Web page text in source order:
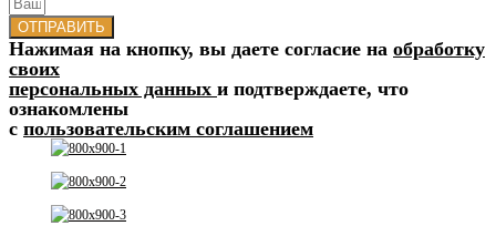
ОТПРАВИТЬ
Нажимая на кнопку, вы даете согласие на обработку
своих
персональных данных и подтверждаете, что
ознакомлены
с пользовательским соглашением